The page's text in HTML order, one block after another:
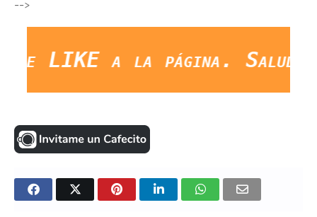
-->
a la página. Saludos Y